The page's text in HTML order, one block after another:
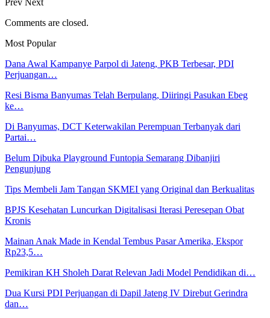
Comments are closed.
Most Popular
Dana Awal Kampanye Parpol di Jateng, PKB Terbesar, PDI
Perjuangan…
Resi Bisma Banyumas Telah Berpulang, Diiringi Pasukan Ebeg
ke…
Di Banyumas, DCT Keterwakilan Perempuan Terbanyak dari
Partai…
Belum Dibuka Playground Funtopia Semarang Dibanjiri
Pengunjung
Tips Membeli Jam Tangan SKMEI yang Original dan Berkualitas
BPJS Kesehatan Luncurkan Digitalisasi Iterasi Peresepan Obat
Kronis
Mainan Anak Made in Kendal Tembus Pasar Amerika, Ekspor
Rp23,5…
Pemikiran KH Sholeh Darat Relevan Jadi Model Pendidikan di…
Dua Kursi PDI Perjuangan di Dapil Jateng IV Direbut Gerindra
dan…